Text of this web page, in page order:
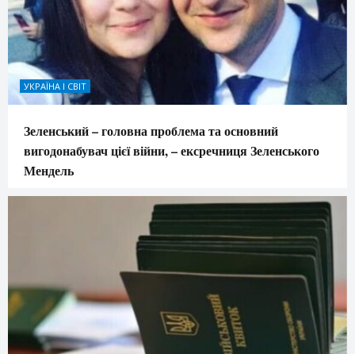
УКРАЇНА І СВІТ
Зеленський – головна проблема та основний
вигодонабувач цієї війни, – ексречниця Зеленського
Мендель